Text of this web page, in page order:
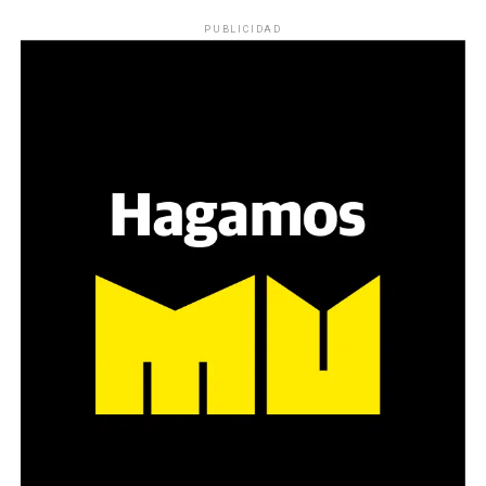
es a través del interrogante, que puedan encarnar la
pregunta», comparte Gonzalo, de 41 años.
PUBLICIDAD